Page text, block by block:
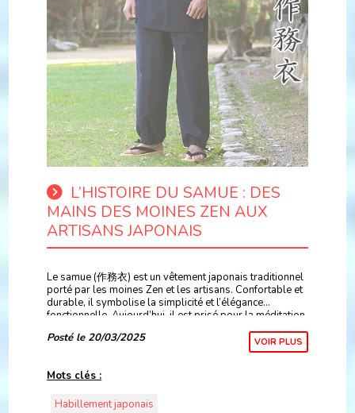
L’HISTOIRE DU SAMUE : DES
MAINS DES MOINES ZEN AUX
ARTISANS JAPONAIS
Le samue (作務衣) est un vêtement japonais traditionnel
porté par les moines Zen et les artisans. Confortable et
durable, il symbolise la simplicité et l’élégance
fonctionnelle. Aujourd’hui, il est prisé pour la méditation,
Posté le 20/03/2025 VOIR PLUS
Mots clés :
Habillement japonais